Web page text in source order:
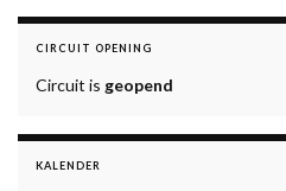
CIRCUIT OPENING
Circuit is geopend
KALENDER